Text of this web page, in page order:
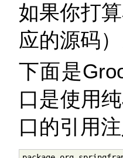
如果你打
应的源码）
下面是
口是使用
口的引用